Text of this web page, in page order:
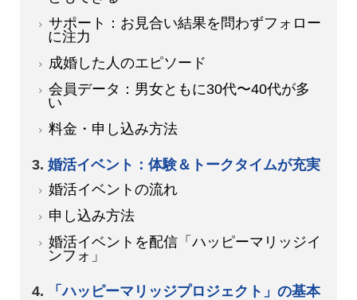
サポート：お見合い結果を問わずフォロー
に注力
成婚した人のエピソード
会員データ：男女ともに30代〜40代が多
い
料金・申し込み方法
婚活イベント：体験＆トークタイムが充実
婚活イベントの流れ
申し込み方法
婚活イベントを配信「ハッピーマリッジイ
ンフォ」
「ハッピーマリッジプロジェクト」の基本